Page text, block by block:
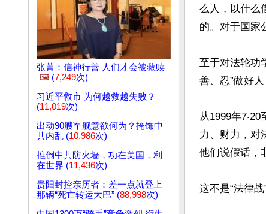
张菁：信神行善 人们才会被救赎
🖼️ (7,249次)
习近平救市 为何越救越失败？
(11,019次)
出动90艘军舰意欲何为？掩饰中
共内乱 (10,986次)
推倒中共防火墙，功在美国，利
在世界 (11,436次)
贵阳封控亲历者：差一点就登上
那辆“死亡转运大巴” (88,998次)
么人，以什么
的。对于国家
至于对法轮功
善、忍”做好
从1999年
力、财力，对
他们说假话，
这不是“法律